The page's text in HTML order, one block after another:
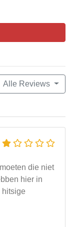
Alle Reviews
die niet
hier in
hitsige